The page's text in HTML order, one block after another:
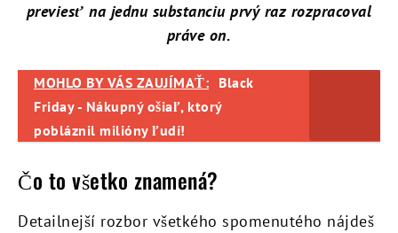
previesť na jednu substanciu prvý raz rozpracoval
práve on.
MOHLO BY VÁS ZAUJÍMAŤ: Black
Friday - Nákupný ošiaľ, ktorý
pobláznil milióny ľudí!
Čo to všetko znamená?
Detailnejší rozbor všetkého spomenutého nájdeš